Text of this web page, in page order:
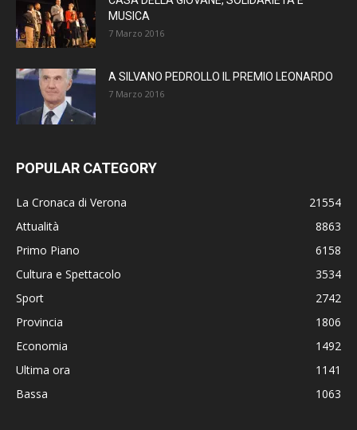
MUSICA
7 Marzo 2016
A SILVANO PEDROLLO IL PREMIO LEONARDO
7 Marzo 2016
POPULAR CATEGORY
La Cronaca di Verona
21554
Attualità
8863
Primo Piano
6158
Cultura e Spettacolo
3534
Sport
2742
Provincia
1806
Economia
1492
Ultima ora
1141
Bassa
1063